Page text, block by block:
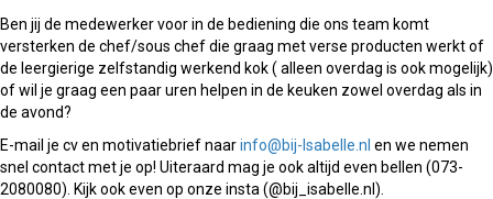
Ben jij de medewerker voor in de bediening die ons team komt
versterken de chef/sous chef die graag met verse producten werkt of
de leergierige zelfstandig werkend kok ( alleen overdag is ook mogelijk)
of wil je graag een paar uren helpen in de keuken zowel overdag als in
de avond?
E-mail je cv en motivatiebrief naarinfo@bij-Isabelle.nl en we nemen
snel contact met je op! Uiteraard mag je ook altijd even bellen (073-
2080080). Kijk ook even op onze insta (@bij_isabelle.nl).